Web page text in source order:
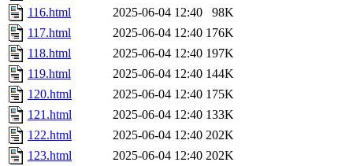
116.html
2025-06-04 12:40
98K
117.html
2025-06-04 12:40 176K
118.html
2025-06-04 12:40 197K
119.html
2025-06-04 12:40 144K
120.html
2025-06-04 12:40 175K
121.html
2025-06-04 12:40 133K
122.html
2025-06-04 12:40 202K
123.html
2025-06-04 12:40 202K